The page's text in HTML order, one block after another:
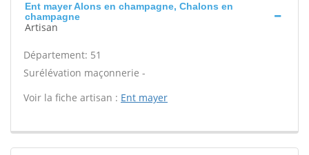
Ent mayer Alons en champagne, Chalons en
champagne
Artisan
Département: 51
Surélévation maçonnerie -
Voir la fiche artisan : Ent mayer